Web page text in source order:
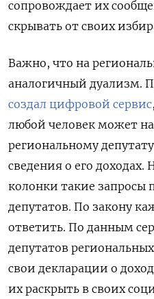
сопровождает их
скрывать от своих
Важно, что на
аналогичный дуализм.
создал цифровой сервис
любой человек может
региональному
сведения о его доходах.
колонки такие запросы
депутатов. По закону
ответить. По данным
депутатов
свои декларации о
их раскрыть в своих